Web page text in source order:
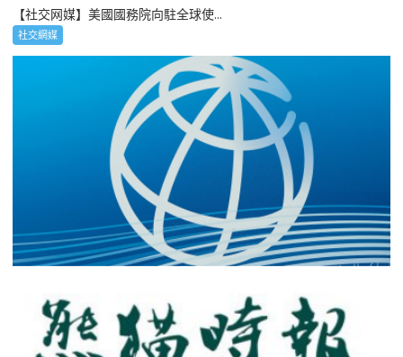
【社交网媒】美國國務院向駐全球使...
社交網媒